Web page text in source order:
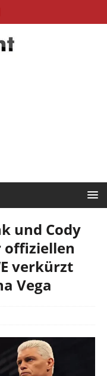
und Cody
offiziellen
verkürzt
Vega